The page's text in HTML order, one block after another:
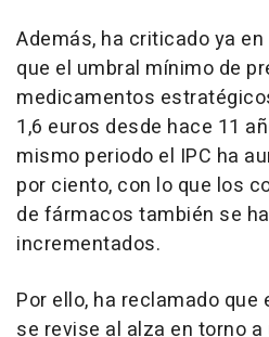
Además, ha criticado ya
que el umbral mínimo de
medicamentos
1,6 euros desde hace 11
mismo periodo el IPC ha
por ciento, con lo que los
de fármacos también se
incrementados.
Por ello, ha reclamado
se revise al alza en torno